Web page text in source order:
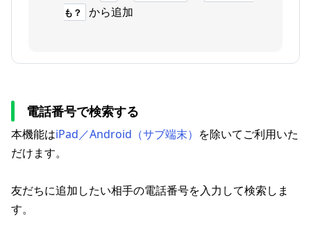
も？
から追加
電話番号で検索する
本機能はiPad／Android（サブ端末） を除いてご利用いた
だけます。
友だちに追加したい相手の電話番号を入力して検索しま
す。